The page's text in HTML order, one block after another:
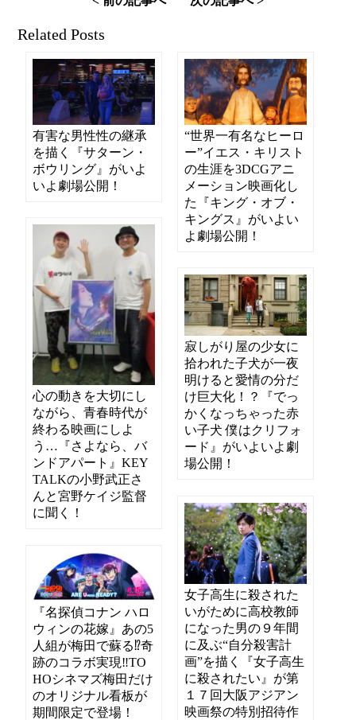
Related Posts
有害な男性性の継承
を描く『サターン・
ボウリング』がいよ
いよ劇場公開！
“世界一有名なヒーロ
ー”イエス・キリスト
の生涯を3DCGアニ
メーション映画化し
た『キング・オブ・
キングス』がいよい
よ劇場公開！
心の動きを大切にし
ながら、青春時代が
終わる映画にしよ
う…『さよなら、バ
ンドアパート』KEY
TALKの小野武正さ
んと宮野ケイジ監督
に聞く！
寂しがり屋の少女に
拾われた子犬が一夜
明けると愛情の分だ
け巨大化！？『でっ
かくなっちゃった赤
い子犬 僕はクリフォ
ード』がいよいよ劇
場公開！
女子高生に殺された
いがために高校教師
になった男の９年間
に及ぶ“自分殺害計
画”を描く『女子高生
に殺されたい』が第
１７回大阪アジアン
映画祭の特別招待作
『名探偵コナン ハロ
ウィンの花嫁』あの5
人組が梅田で蘇る⁉奇
跡のコラボ実現‼TO
HOシネマズ梅田だけ
のオリジナル看板が
期間限定で登場！